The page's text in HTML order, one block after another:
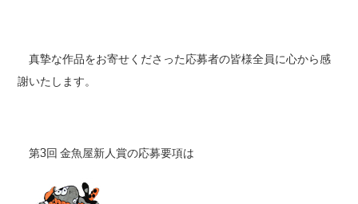
真摯な作品をお寄せくださった応募者の皆様全員に心から感
謝いたします。
第3回 金魚屋新人賞の応募要項は